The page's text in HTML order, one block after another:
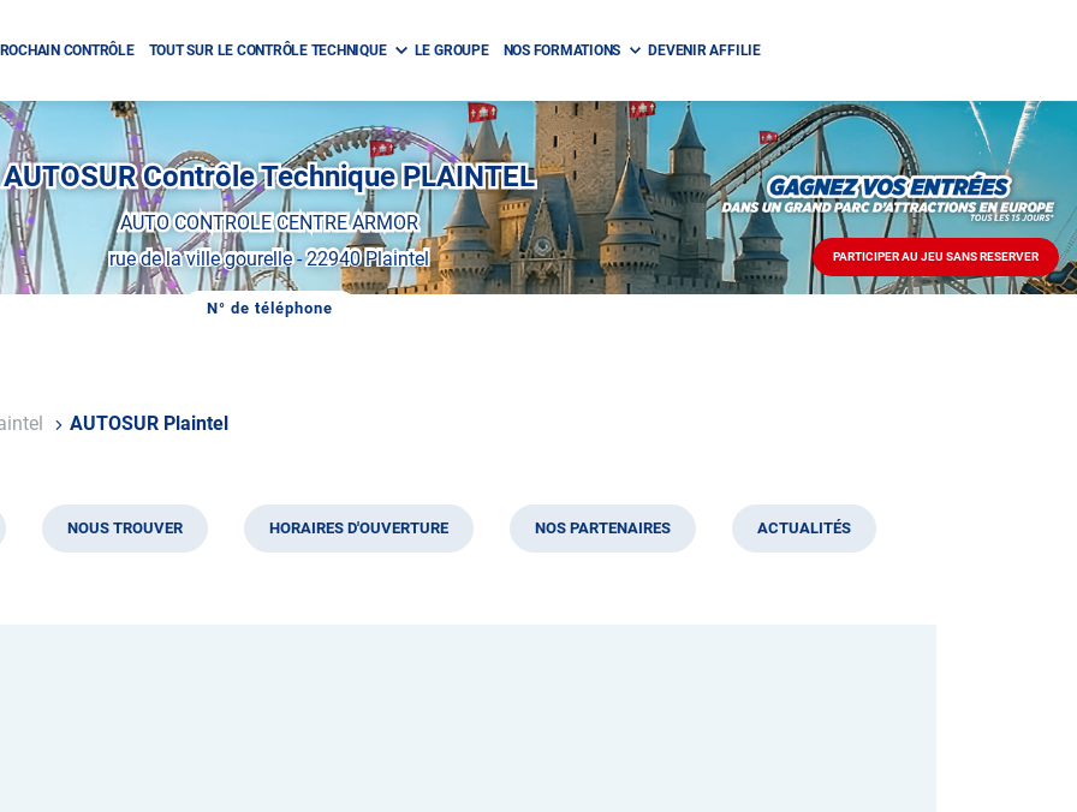
CONTRÔLE TOUT SUR LE CONTRÔLE TECHNIQUE LE GROUPE NOS FORMATIONS DEVENIR AFFILIE
PARTICIPER AU JEU SANS RESERVER
PARTICIPER
AU
JEU
AUTOSUR Contrôle Technique PLAINTEL
AUTO CONTROLE CENTRE ARMOR
rue de la ville gourelle-22940 Plaintel
N° de téléphone
AFFICHER
AUTOSUR Plaintel
NOUS TROUVER HORAIRES D'OUVERTURE NOS PARTENAIRES ACTUALITÉS